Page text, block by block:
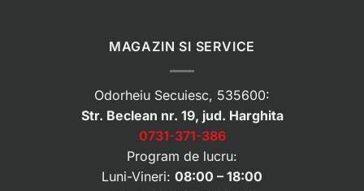
MAGAZIN SI SERVICE
Odorheiu Secuiesc, 535600:
Str. Beclean nr. 19, jud. Harghita
0731-371-386
Program de lucru:
Luni-Vineri: 08:00 – 18:00